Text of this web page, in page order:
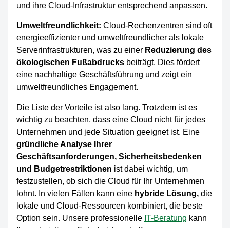
und ihre Cloud-Infrastruktur entsprechend anpassen.
Umweltfreundlichkeit: Cloud-Rechenzentren sind oft
energieeffizienter und umweltfreundlicher als lokale
Serverinfrastrukturen, was zu einer Reduzierung des
ökologischen Fußabdrucksbeiträgt. Dies fördert
eine nachhaltige Geschäftsführung und zeigt ein
umweltfreundliches Engagement.
Die Liste der Vorteile ist also lang. Trotzdem ist es
wichtig zu beachten, dass eine Cloud nicht für jedes
Unternehmen und jede Situation geeignet ist. Eine
gründliche Analyse Ihrer
Geschäftsanforderungen, Sicherheitsbedenken
und Budgetrestriktionen ist dabei wichtig, um
festzustellen, ob sich die Cloud für Ihr Unternehmen
lohnt. In vielen Fällen kann eine hybride Lösung,die
lokale und Cloud-Ressourcen kombiniert, die beste
Option sein. Unsere professionelle IT-Beratung kann